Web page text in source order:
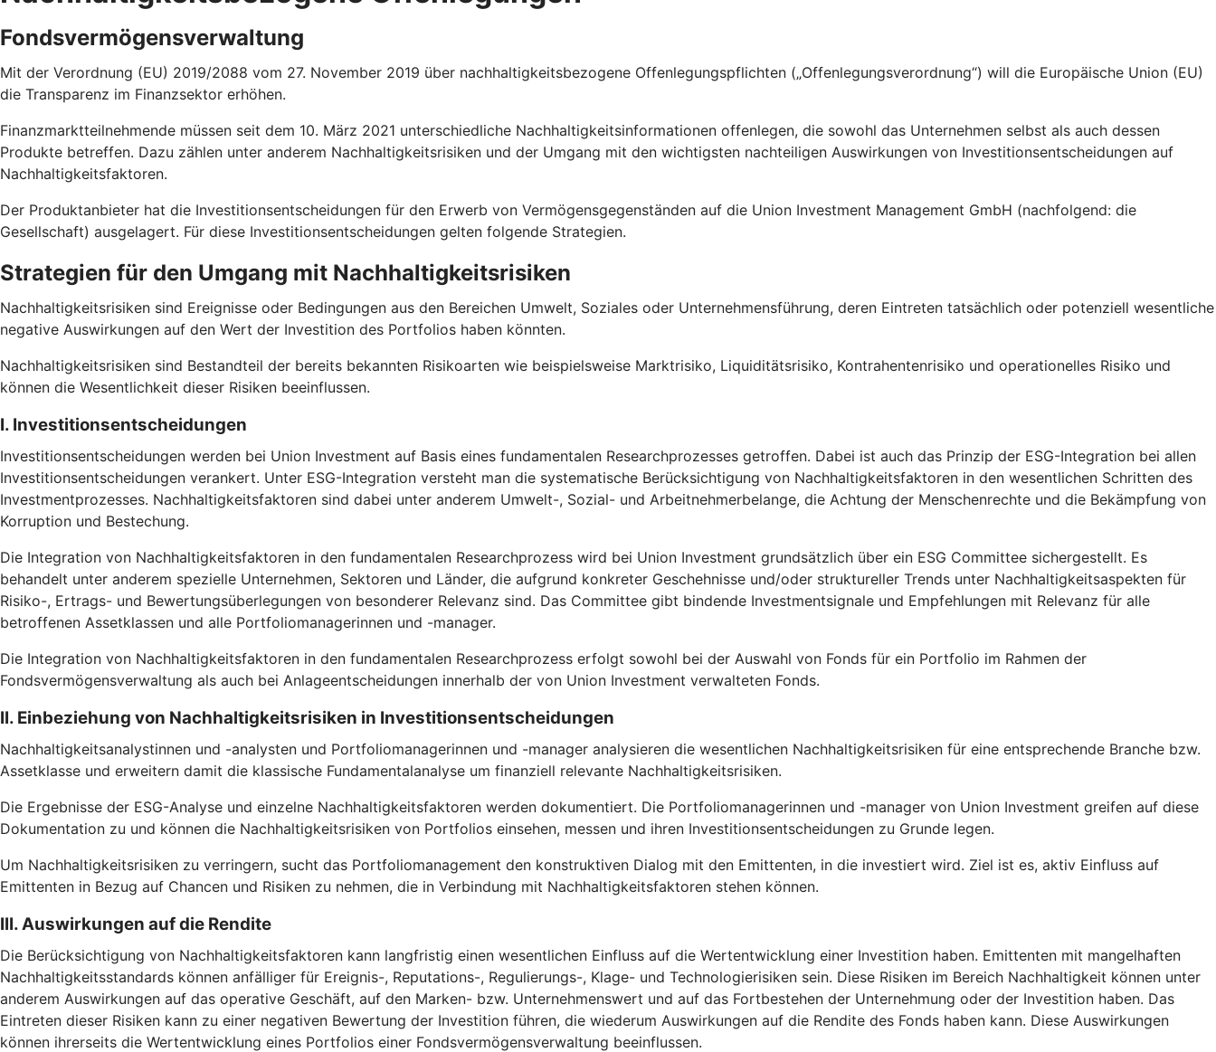
Fondsvermögensverwaltung
Mit der Verordnung (EU) 2019/2088 vom 27. November 2019 über nachhaltigkeitsbezogene Offenlegungspflichten („Offenlegungsverordnung“) will die Europäische Union (EU)
die Transparenz im Finanzsektor erhöhen.
Finanzmarktteilnehmende müssen seit dem 10. März 2021 unterschiedliche Nachhaltigkeitsinformationen offenlegen, die sowohl das Unternehmen selbst als auch dessen
Produkte betreffen. Dazu zählen unter anderem Nachhaltigkeitsrisiken und der Umgang mit den wichtigsten nachteiligen Auswirkungen von Investitionsentscheidungen auf
Nachhaltigkeitsfaktoren.
Der Produktanbieter hat die Investitionsentscheidungen für den Erwerb von Vermögensgegenständen auf die Union Investment Management GmbH (nachfolgend: die
Gesellschaft) ausgelagert. Für diese Investitionsentscheidungen gelten folgende Strategien.
Strategien für den Umgang mit Nachhaltigkeitsrisiken
Nachhaltigkeitsrisiken sind Ereignisse oder Bedingungen aus den Bereichen Umwelt, Soziales oder Unternehmensführung, deren Eintreten tatsächlich oder potenziell wesentliche
negative Auswirkungen auf den Wert der Investition des Portfolios haben könnten.
Nachhaltigkeitsrisiken sind Bestandteil der bereits bekannten Risikoarten wie beispielsweise Marktrisiko, Liquiditätsrisiko, Kontrahentenrisiko und operationelles Risiko und
können die Wesentlichkeit dieser Risiken beeinflussen.
I. Investitionsentscheidungen
Investitionsentscheidungen werden bei Union Investment auf Basis eines fundamentalen Researchprozesses getroffen. Dabei ist auch das Prinzip der ESG-Integration bei allen
Investitionsentscheidungen verankert. Unter ESG-Integration versteht man die systematische Berücksichtigung von Nachhaltigkeitsfaktoren in den wesentlichen Schritten des
Investmentprozesses. Nachhaltigkeitsfaktoren sind dabei unter anderem Umwelt-, Sozial- und Arbeitnehmerbelange, die Achtung der Menschenrechte und die Bekämpfung von
Korruption und Bestechung.
Die Integration von Nachhaltigkeitsfaktoren in den fundamentalen Researchprozess wird bei Union Investment grundsätzlich über ein ESG Committee sichergestellt. Es
behandelt unter anderem spezielle Unternehmen, Sektoren und Länder, die aufgrund konkreter Geschehnisse und/oder struktureller Trends unter Nachhaltigkeitsaspekten für
Risiko-, Ertrags- und Bewertungsüberlegungen von besonderer Relevanz sind. Das Committee gibt bindende Investmentsignale und Empfehlungen mit Relevanz für alle
betroffenen Assetklassen und alle Portfoliomanagerinnen und -manager.
Die Integration von Nachhaltigkeitsfaktoren in den fundamentalen Researchprozess erfolgt sowohl bei der Auswahl von Fonds für ein Portfolio im Rahmen der
Fondsvermögensverwaltung als auch bei Anlageentscheidungen innerhalb der von Union Investment verwalteten Fonds.
II. Einbeziehung von Nachhaltigkeitsrisiken in Investitionsentscheidungen
Nachhaltigkeitsanalystinnen und -analysten und Portfoliomanagerinnen und -manager analysieren die wesentlichen Nachhaltigkeitsrisiken für eine entsprechende Branche bzw.
Assetklasse und erweitern damit die klassische Fundamentalanalyse um finanziell relevante Nachhaltigkeitsrisiken.
Die Ergebnisse der ESG-Analyse und einzelne Nachhaltigkeitsfaktoren werden dokumentiert. Die Portfoliomanagerinnen und -manager von Union Investment greifen auf diese
Dokumentation zu und können die Nachhaltigkeitsrisiken von Portfolios einsehen, messen und ihren Investitionsentscheidungen zu Grunde legen.
Um Nachhaltigkeitsrisiken zu verringern, sucht das Portfoliomanagement den konstruktiven Dialog mit den Emittenten, in die investiert wird. Ziel ist es, aktiv Einfluss auf
Emittenten in Bezug auf Chancen und Risiken zu nehmen, die in Verbindung mit Nachhaltigkeitsfaktoren stehen können.
III. Auswirkungen auf die Rendite
Die Berücksichtigung von Nachhaltigkeitsfaktoren kann langfristig einen wesentlichen Einfluss auf die Wertentwicklung einer Investition haben. Emittenten mit mangelhaften
Nachhaltigkeitsstandards können anfälliger für Ereignis-, Reputations-, Regulierungs-, Klage- und Technologierisiken sein. Diese Risiken im Bereich Nachhaltigkeit können unter
anderem Auswirkungen auf das operative Geschäft, auf den Marken- bzw. Unternehmenswert und auf das Fortbestehen der Unternehmung oder der Investition haben. Das
Eintreten dieser Risiken kann zu einer negativen Bewertung der Investition führen, die wiederum Auswirkungen auf die Rendite des Fonds haben kann. Diese Auswirkungen
können ihrerseits die Wertentwicklung eines Portfolios einer Fondsvermögensverwaltung beeinflussen.